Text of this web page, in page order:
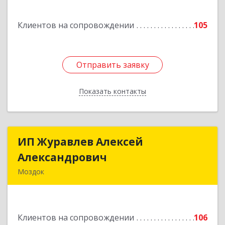
Клиентов на сопровождении 105
Отправить заявку
Показать контакты
Отправить заявку
Назад
ИП Журавлев Алексей
Александрович
Моздок
Клиентов на сопровождении 106
ИП Журавлев Алексей
Подробнее